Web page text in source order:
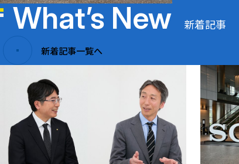
What’s New 新着記事
新着記事一覧へ